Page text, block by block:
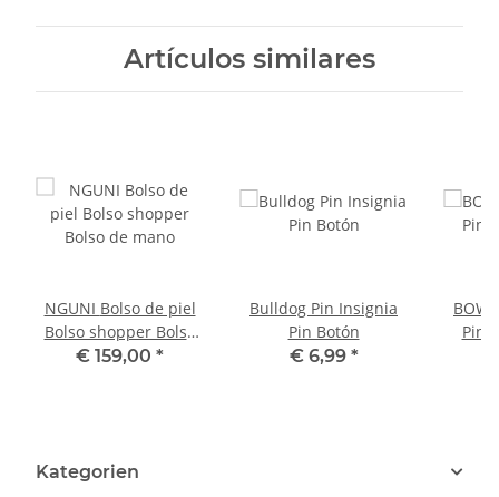
Artículos similares
NGUNI Bolso de piel
Bolso shopper Bolso
de mano
€ 159,00 *
Bulldog Pin Insignia
Pin Botón
€ 6,99 *
Pin
Kategorien